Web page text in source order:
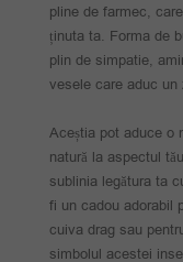
pline de farmec,
ținuta ta. Forma de
plin de simpatie,
vesele care aduc un
Aceștia pot aduce o
natură la aspectul
sublinia legătura ta
fi un cadou adorabil
cuiva drag sau
simbolul acestei